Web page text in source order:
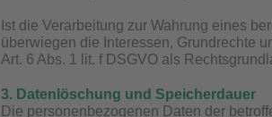
Ist die Verarbeitung zur Wahrung eines
überwiegen die Interessen, Grundrechte
Art. 6 Abs. 1 lit. f DSGVO als
3. Datenlöschung und Speicherdauer
Die personenbezogenen Daten der